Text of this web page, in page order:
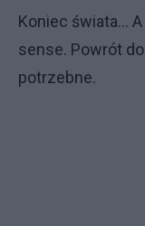
Koniec świata...
sense. Powrót
potrzebne.